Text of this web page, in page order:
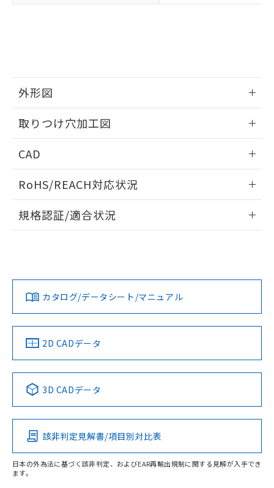
外形図
取りつけ穴加工図
CAD
ドすることができます。
ログイン/会員登録
ダウンロードデータをご利用いただく前に、以下を必ずお読
みください。
ソフトウェアの使用条件
RoHS/REACH対応状況
EU RoHS 注意事項・凡例
対応済み
中国 RoHS 注意事項・凡例
Pb Hg Cd Cr(VI)
O
規格認証/適合状況
カタログ/データシート/マニュアル
2D CADデータ
3D CADデータ
該非判定見解書/項目別対比表
日本の外為法に基づく該非判定、およびEAR再輸出規制に関する見解が入手でき
ます。
品・サービスに関するお客様との取
の共同利用に関して"
用者の範囲」に記載されている法人を
EU RoHS指令（10物質）の非含有証明書
51物質の非含有証明書（当社基準）
※本証明書は発行日時点で非含有を証明す
物質の対応では、対応完了までの期間は出
荷製品に未対応品が混在することから備考
欄に対応日を記載しておりました。
既に当社にて対応品への在庫切替を完了
及ぼさない年数を意味します。
り引きをいたしません。